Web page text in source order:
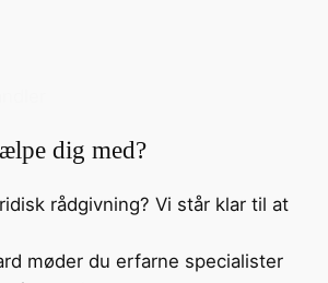
dig med?
rådgivning? Vi står klar til at
møder du erfarne specialister